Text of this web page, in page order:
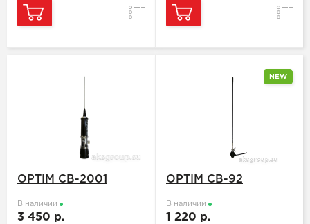
Сравнение
OPTIM CB-2001
В наличии
3 450 р.
NEW
OPTIM CB-92
В наличии
1 220 р.